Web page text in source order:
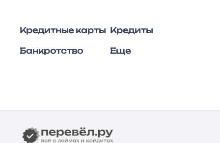
Кредитные карты Кредиты
Банкротство Еще